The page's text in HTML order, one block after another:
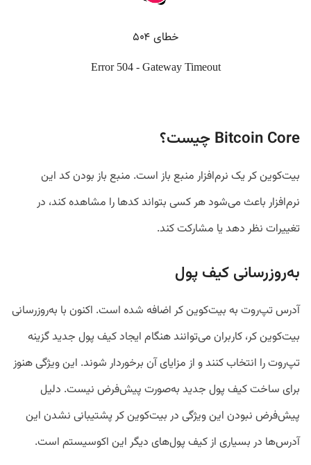
Bitcoin Core چیست؟
بیت‌کوین کر یک نرم‌افزار منبع باز است. منبع باز بودن کد این
نرم‌افزار باعث می‌شود هر کسی بتواند کدها را مشاهده کند، در
تغییرات نظر دهد یا مشارکت کند.
به‌روزرسانی کیف پول
آدرس‌ تپ‌روت به بیت‌کوین کر اضافه شده است. اکنون با به‌روزرسانی
بیت‌کوین کر، کاربران می‌توانند هنگام ایجاد کیف پول جدید گزینه
تپ‌روت را انتخاب کنند و از مزایای آن برخوردار شوند. این ویژگی هنوز
برای ساخت کیف پول جدید به‌‌صورت پیش‌فرض نیست. دلیل
پیش‌فرض نبودن این ویژگی در بیت‌کوین کر پشتیبانی نشدن این
آدرس‌ها در بسیاری از کیف‌ پول‌های دیگر این اکوسیستم است.